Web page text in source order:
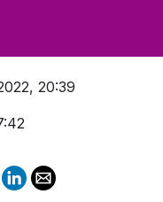
– Mobil SEO
20:39